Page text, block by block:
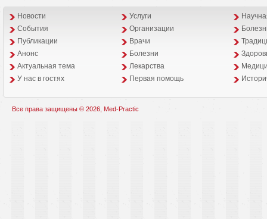
Новости Услуги
События
Организации
Публикации
Врачи
Анонс
Болезни
Aктуальная тема
Лекарства
У нас в гостях
Первая помощь
Все права защищены © 2026, Med-Practic